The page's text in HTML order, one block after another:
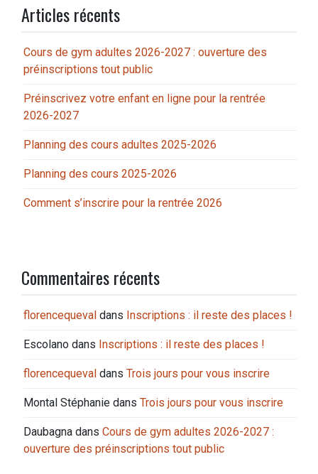
Articles récents
Cours de gym adultes 2026-2027 : ouverture des
préinscriptions tout public
Préinscrivez votre enfant en ligne pour la rentrée
2026-2027
Planning des cours adultes 2025-2026
Planning des cours 2025-2026
Comment s’inscrire pour la rentrée 2026
Commentaires récents
florencequeval dans Inscriptions : il reste des places !
Escolano dans Inscriptions : il reste des places !
florencequeval dans Trois jours pour vous inscrire
Montal Stéphanie dans Trois jours pour vous inscrire
Daubagna dans Cours de gym adultes 2026-2027 :
ouverture des préinscriptions tout public